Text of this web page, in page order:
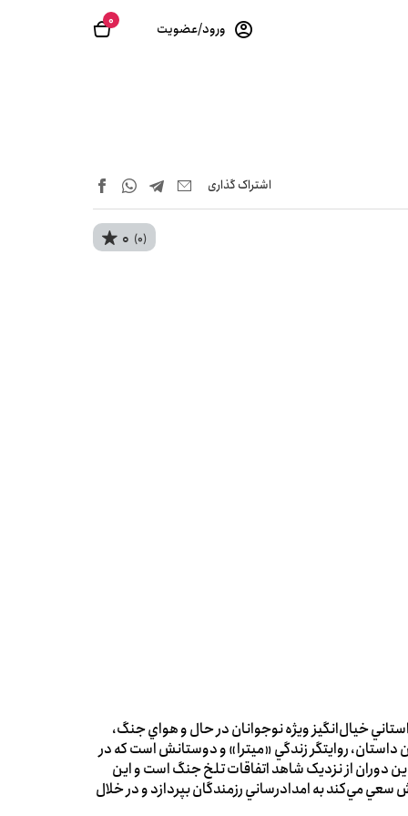
0 ورود/عضویت
اشتراک‌ گذاری
0 (0)
خيال‌انگيز ويژه نوجوانان در حال و هواي جنگ،
روايتگر زندگي «ميترا» و دوستانش است که در
دوران از نزديک شاهد اتفاقات تلخ جنگ است و اين
مي‌کند به امدادرساني رزمندگان بپردازد و در خلال